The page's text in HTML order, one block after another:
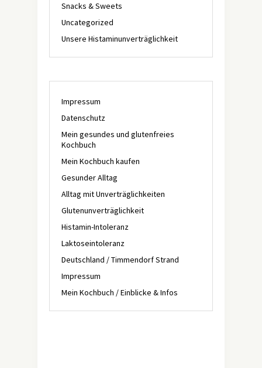
Snacks & Sweets
Uncategorized
Unsere Histaminunverträglichkeit
Impressum
Datenschutz
Mein gesundes und glutenfreies
Kochbuch
Mein Kochbuch kaufen
Gesunder Alltag
Alltag mit Unverträglichkeiten
Glutenunverträglichkeit
Histamin-Intoleranz
Laktoseintoleranz
Deutschland / Timmendorf Strand
Impressum
Mein Kochbuch / Einblicke & Infos